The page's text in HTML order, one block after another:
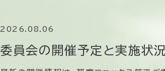
2026.08.06
委員会の開催予定と実施状況